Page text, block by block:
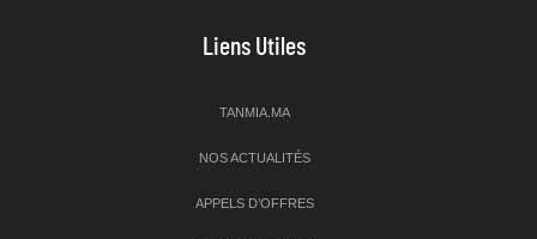
Liens Utiles
TANMIA.MA
NOS ACTUALITÉS
APPELS D’OFFRES